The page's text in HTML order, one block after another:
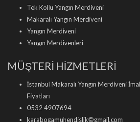
Tek Kollu Yangın Merdiveni
Makaralı Yangın Merdiveni
Yangın Merdiveni
Yangın Merdivenleri
MÜŞTERİ HİZMETLERİ
İstanbul Makaralı Yangın Merdiveni
Fiyatları
0532 4907694
karabogamuhendislik©gmail.com